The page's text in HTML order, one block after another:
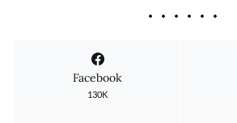
Facebook
130K